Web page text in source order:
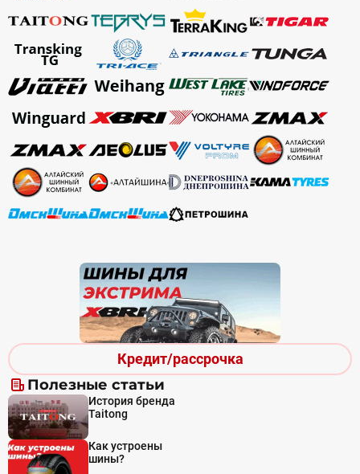
Кредит/рассрочка
Полезные статьи
История бренда
Taitong
Как устроены
шины?